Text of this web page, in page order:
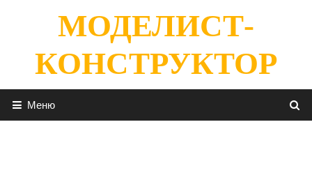
содержимомуМОДЕЛИСТ-
КОНСТРУКТОР
Меню